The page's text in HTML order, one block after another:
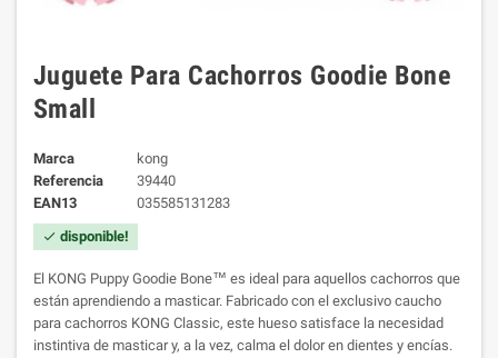
Juguete Para Cachorros Goodie Bone
Small
Marca
kong
Referencia
39440
EAN13
035585131283
check disponible!
El KONG Puppy Goodie Bone™ es ideal para aquellos cachorros que
están aprendiendo a masticar. Fabricado con el exclusivo caucho
para cachorros KONG Classic, este hueso satisface la necesidad
instintiva de masticar y, a la vez, calma el dolor en dientes y encías.